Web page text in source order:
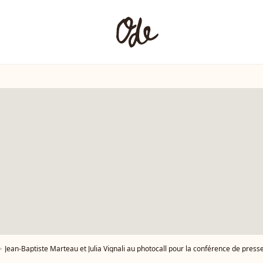
Jean-Baptiste Marteau et Julia Vignali au photocall pour la conférence de presse de rentrée de France TV à la Grande Halle de